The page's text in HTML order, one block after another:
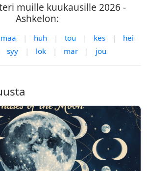
muille kuukausille 2026 -
Ashkelon:
maa | huh | tou | kes |
hei
syy | lok | mar | jou